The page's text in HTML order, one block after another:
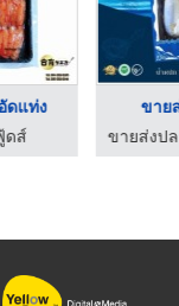
จำหน่ายปูอัดแท่ง
โอเอชิฟู้ดส์